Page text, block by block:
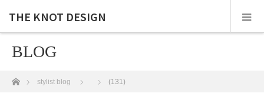
THE KNOT DESIGN
BLOG
ホームstylist blog (131)